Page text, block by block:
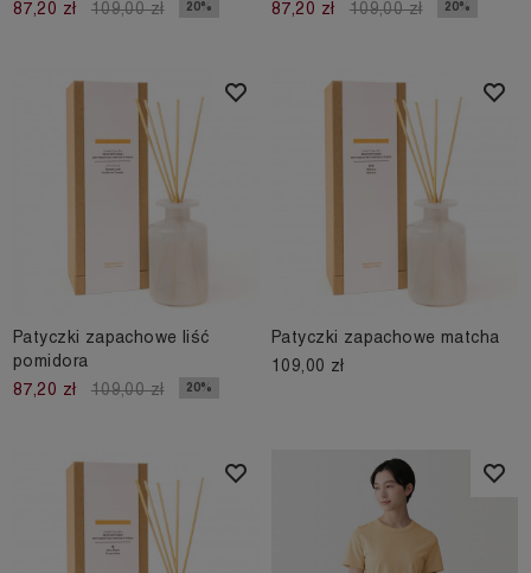
87,20 zł 109,00 zł 20% 87,20 zł 109,00 zł 20%
Patyczki zapachowe liść
pomidora
87,20 zł
109,00 zł 20%
Patyczki zapachowe matcha
109,00 zł